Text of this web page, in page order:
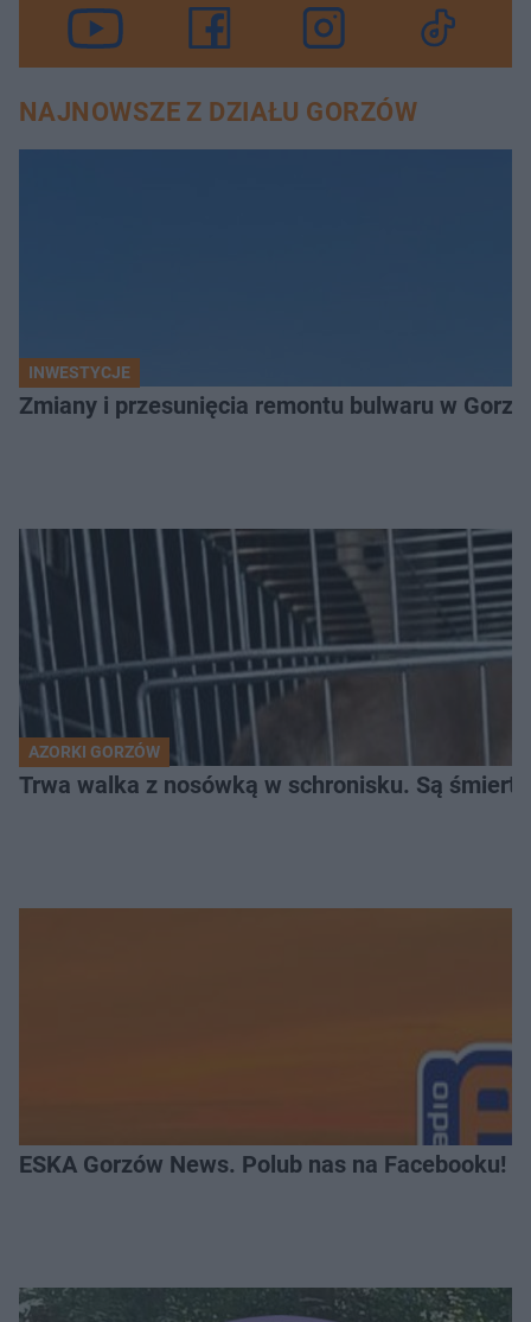
NAJNOWSZE Z DZIAŁU GORZÓW
INWESTYCJE
Zmiany i przesunięcia remontu bulwaru w
AZORKI GORZÓW
Trwa walka z nosówką w schronisku. Są
ESKA Gorzów News. Polub nas na Facebooku!